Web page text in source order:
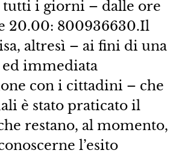
i giorni – dalle ore
20.00: 800936630.Il
altresì – ai fini di una
immediata
con i cittadini – che
è stato praticato il
restano, al momento,
l’esito